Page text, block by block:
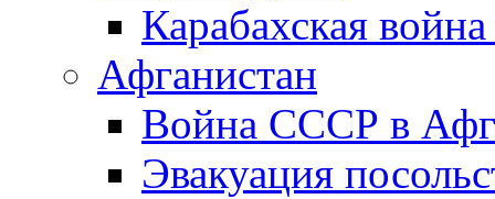
Карабахская
Афганистан
Война СССР в
Эвакуация